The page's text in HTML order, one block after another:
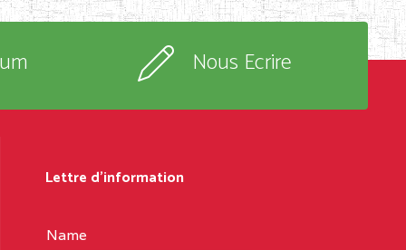
Nous Ecrire
Lettre d'information
Name